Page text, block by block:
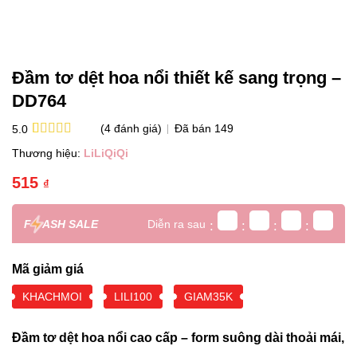
Đầm tơ dệt hoa nổi thiết kế sang trọng –
DD764
5.0
trên 5
dựa trên
(4đánh giá) Đã bán 149
Thương hiệu: LiLiQiQi
515 ₫
F ASH SALE Diễn ra sau : : : :
Mã giảm giá
KHACHMOI LILI100 GIAM35K
Đầm tơ dệt hoa nổi cao cấp – form suông dài thoải mái,